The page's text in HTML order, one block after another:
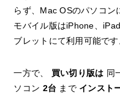
らず、Mac OSのパソコン
モバイル版はiPhone、
ブレットにて利用可能です
一方で、 買い切り版は 同
ソコン 2台 まで インスト